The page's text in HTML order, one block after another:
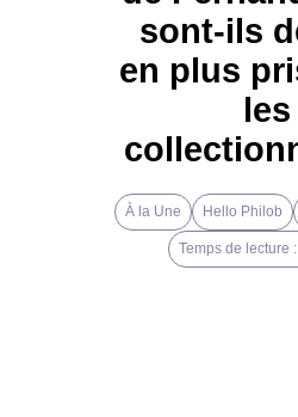
sont-ils
en plus
les
À la Une Hello Philob
Temps de lecture